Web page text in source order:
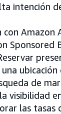
intención
con Amazon
Sponsored
de
visibilidad
las tasas